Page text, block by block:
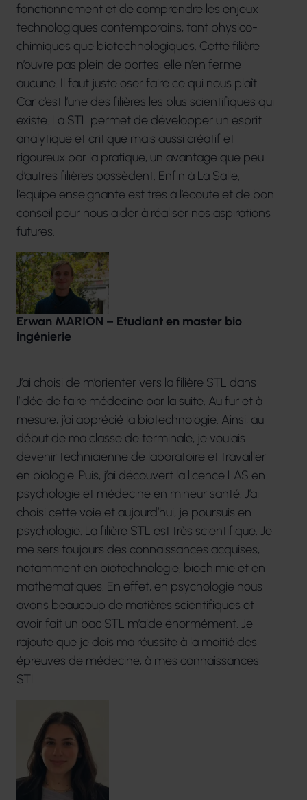
fonctionnement et de comprendre les enjeux
technologiques contemporains, tant physico-
chimiques que biotechnologiques. Cette filière
n’ouvre pas plein de portes, elle n’en ferme
aucune. Il faut juste oser faire ce qui nous plaît.
Car c’est l’une des filières les plus scientifiques qui
existe. La STL permet de développer un esprit
analytique et critique mais aussi créatif et
rigoureux par la pratique, un avantage que peu
d’autres filières possèdent. Enfin à La Salle,
l’équipe enseignante est très à l’écoute et de bon
conseil pour nous aider à réaliser nos aspirations
futures.
Erwan MARION – Etudiant en master bio
ingénierie
J’ai choisi de m’orienter vers la filière STL dans
l’idée de faire médecine par la suite. Au fur et à
mesure, j’ai apprécié la biotechnologie. Ainsi, au
début de ma classe de terminale, je voulais
devenir technicienne de laboratoire et travailler
en biologie. Puis, j’ai découvert la licence LAS en
psychologie et médecine en mineur santé. J’ai
choisi cette voie et aujourd’hui, je poursuis en
psychologie. La filière STL est très scientifique. Je
me sers toujours des connaissances acquises,
notamment en biotechnologie, biochimie et en
mathématiques. En effet, en psychologie nous
avons beaucoup de matières scientifiques et
avoir fait un bac STL m’aide énormément. Je
rajoute que je dois ma réussite à la moitié des
épreuves de médecine, à mes connaissances
STL